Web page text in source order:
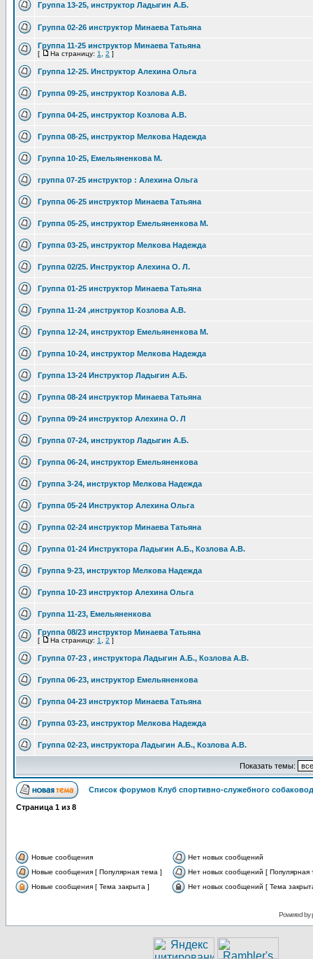
Группа 13-25, инструктор Ладыгин А.Б.
Группа 02-26 инструктор Минаева Татьяна
Группа 11-25 инструктор Минаева Татьяна
[ На страницу: 1 2 ]
Группа 12-25. Инструктор Алехина Ольга
Группа 09-25, инструктор Козлова А.В.
Группа 04-25, инструктор Козлова А.В.
Группа 08-25, инструктор Мелкова Надежда
Группа 10-25, Емельяненкова М.
группа 07-25 инструктор : Алехина Ольга
Группа 06-25 инструктор Минаева Татьяна
Группа 05-25, инструктор Емельяненкова М.
Группа 03-25, инструктор Мелкова Надежда
Группа 02/25. Инструктор Алехина О. Л.
Группа 01-25 инструктор Минаева Татьяна
Группа 11-24 ,инструктор Козлова А.В.
Группа 12-24, инструктор Емельяненкова М.
Группа 10-24, инструктор Мелкова Надежда
Группа 13-24 Инструктор Ладыгин А.Б.
Группа 08-24 инструктор Минаева Татьяна
Группа 09-24 инструктор Алехина О. Л
Группа 07-24, инструктор Ладыгин А.Б.
Группа 06-24, инструктор Емельяненкова
Группа 3-24, инструктор Мелкова Надежда
Группа 05-24 Инструктор Алехина Ольга
Группа 02-24 инструктор Минаева Татьяна
Группа 01-24 Инструктора Ладыгин А.Б., Козлова А.В.
Группа 9-23, инструктор Мелкова Надежда
Группа 10-23 инструктор Алехина Ольга
Группа 11-23, Емельяненкова
Группа 08/23 инструктор Минаева Татьяна
[ На страницу: 1 2 ]
Группа 07-23 , инструктора Ладыгин А.Б., Козлова А.В.
Группа 06-23, инструктор Емельяненкова
Группа 04-23 инструктор Минаева Татьяна
Группа 03-23, инструктор Мелкова Надежда
Группа 02-23, инструктора Ладыгин А.Б., Козлова А.В.
Показать темы:
Список форумов Клуб спортивно-служебного
Страница 1 из 8
Новые сообщения
Нет новых сообщений
Новые сообщения [ Популярная тема ]
Нет новых сообщений [ Популярная
Новые сообщения [ Тема закрыта ]
Нет новых сообщений [ Тема
Powered by